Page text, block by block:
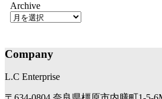
Archive
Company
L.C Enterprise